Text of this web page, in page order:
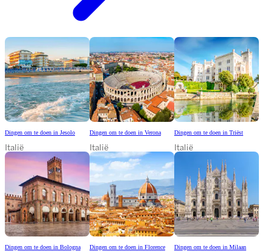
Dingen om te doen in Jesolo
Italië
Dingen om te doen in Verona
Italië
Dingen om te doen in Triëst
Italië
Dingen om te doen in Bologna Dingen om te doen in Florence Dingen om te doen in Milaan